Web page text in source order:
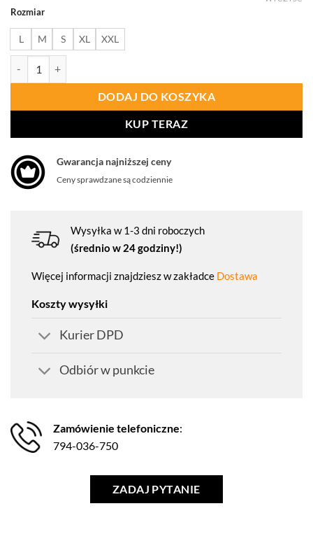
Rozmiar
L M S XL XXL
DODAJ DO KOSZYKA
KUP TERAZ
Gwarancja najniższej ceny
Ceny sprawdzane są codziennie
Wysyłka w 1-3 dni roboczych
(średnio w 24 godziny!)
Więcej informacji znajdziesz w zakładce Dostawa
Koszty wysyłki
Kurier DPD
Odbiór w punkcie
Zamówienie telefoniczne:
794-036-750
ZADAJ PYTANIE